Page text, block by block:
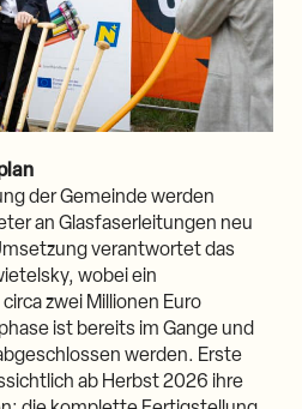
der Gemeinde werden
an Glasfaserleitungen neu
verantwortet das
wobei ein
zwei Millionen Euro
ist bereits im Gange und
werden. Erste
ab Herbst 2026 ihre